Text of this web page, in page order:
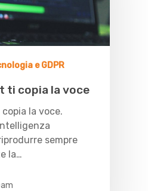
e GDPR
ti copia la voce
la voce.
sempre
la…